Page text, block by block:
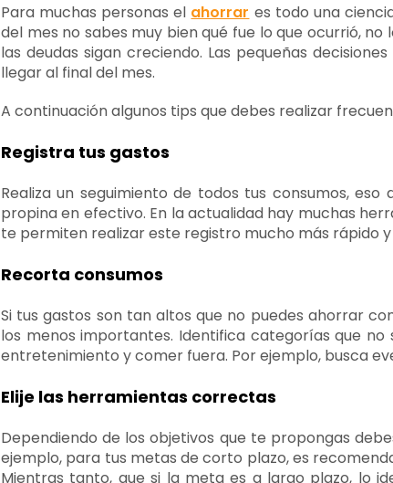
Para muchas personas el ahorrar es todo una
del mes no sabes muy bien qué fue lo que ocurrió,
las deudas sigan creciendo. Las pequeñas
llegar al final del mes.
A continuación algunos tips que debes realizar
Registra tus gastos
Realiza un seguimiento de todos tus consumos,
propina en efectivo. En la actualidad hay muchas
te permiten realizar este registro mucho más rápido y
Recorta consumos
Si tus gastos son tan altos que no puedes ahorrar
los menos importantes. Identifica categorías que no
entretenimiento y comer fuera. Por ejemplo, busca
Elije las herramientas correctas
Dependiendo de los objetivos que te propongas
ejemplo, para tus metas de corto plazo, es
Mientras tanto, que si la meta es a largo plazo, lo